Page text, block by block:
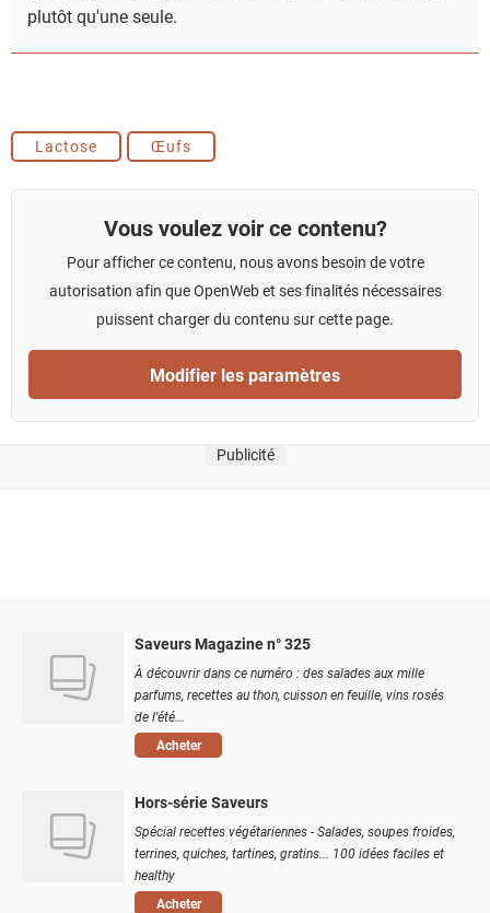
plutôt qu'une seule.
Lactose Œufs
Vous voulez voir ce contenu?
Pour afficher ce contenu, nous avons besoin de votre
autorisation afin que OpenWeb et ses finalités nécessaires
puissent charger du contenu sur cette page.
Modifier les paramètres
Publicité
Saveurs Magazine n° 325
À découvrir dans ce numéro : des salades aux mille
parfums, recettes au thon, cuisson en feuille, vins rosés
de l'été...
Acheter
Hors-série Saveurs
Spécial recettes végétariennes - Salades, soupes froides,
terrines, quiches, tartines, gratins... 100 idées faciles et
healthy
Acheter